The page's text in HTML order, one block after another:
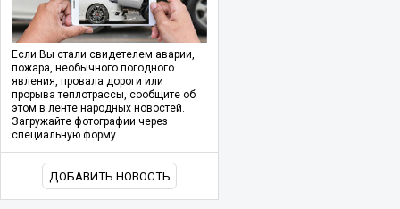
Если Вы стали свидетелем аварии,
пожара, необычного погодного
явления, провала дороги или
прорыва теплотрассы, сообщите об
этом в ленте народных новостей.
Загружайте фотографии через
специальную форму.
ДОБАВИТЬ НОВОСТЬ